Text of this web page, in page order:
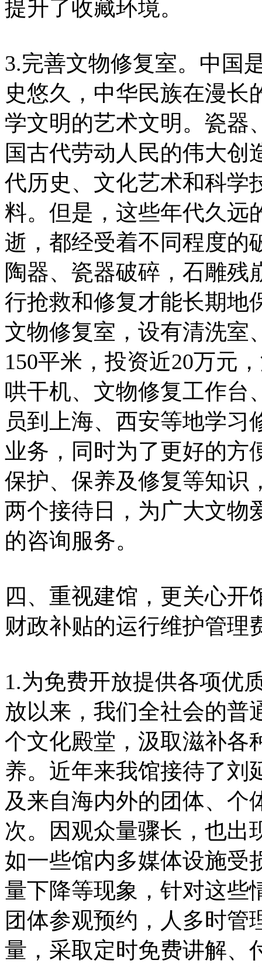
提升了收藏环境。
3.完善文物修复室。中国
史悠久，中华民族在漫长
学文明的艺术文明。瓷器
国古代劳动人民的伟大创
代历史、文化艺术和科学
料。但是，这些年代久远
逝，都经受着不同程度的
陶器、瓷器破碎，石雕残
行抢救和修复才能长期地
文物修复室，设有清洗室
150平米，投资近20万元
哄干机、文物修复工作台
员到上海、西安等地学习
业务，同时为了更好的方
保护、保养及修复等知识
两个接待日，为广大文物
的咨询服务。
四、重视建馆，更关心开
财政补贴的运行维护管理
1.为免费开放提供各项优
放以来，我们全社会的普
个文化殿堂，汲取滋补各
养。近年来我馆接待了刘
及来自海内外的团体、个
次。因观众量骤长，也出
如一些馆内多媒体设施受
量下降等现象，针对这些
团体参观预约，人多时管
量，采取定时免费讲解、